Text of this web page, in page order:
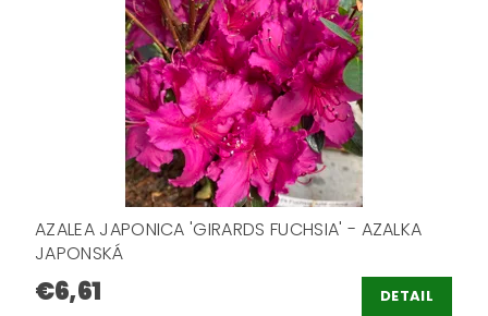
AZALEA JAPONICA 'GIRARDS FUCHSIA' - AZALKA
JAPONSKÁ
€6,61 DETAIL